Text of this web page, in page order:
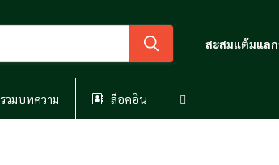
สะสมแต้มแลก
รวมบทความ ล็อคอิน